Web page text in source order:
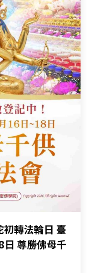
轉法輪日 臺
尊勝佛母千